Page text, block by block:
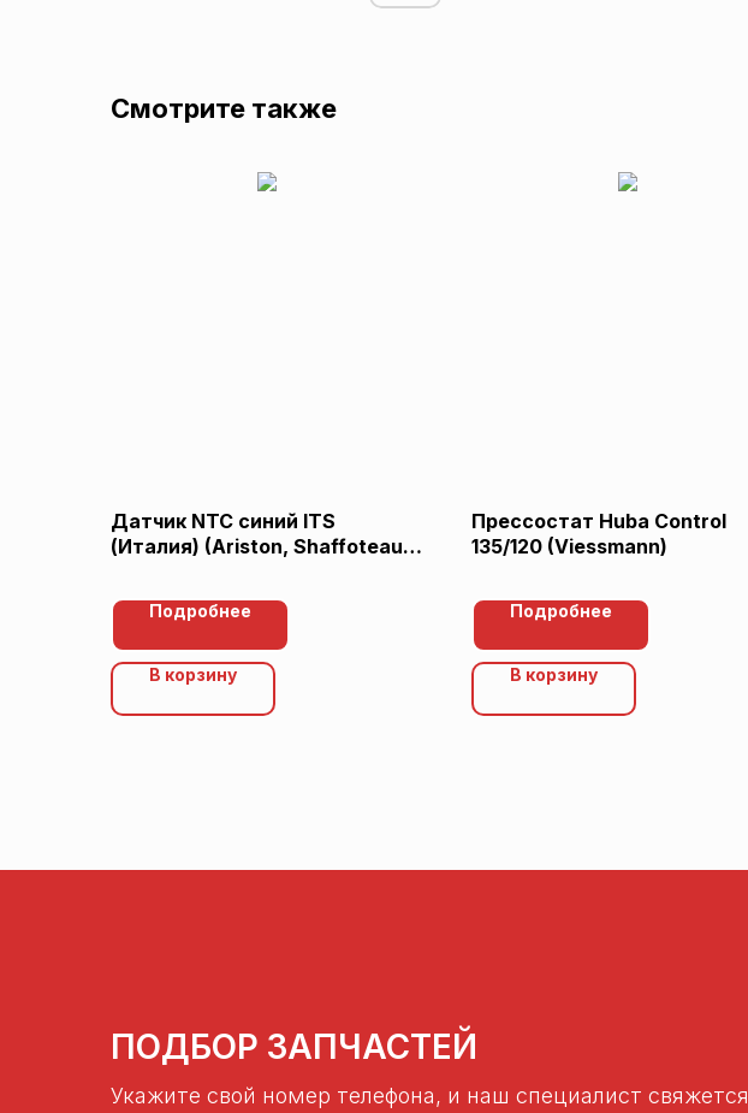
Смотрите также
Датчик NTC синий ITS
(Италия) (Ariston, Shaffoteaux,
Подробнее
В корзину
Прессостат Huba Control
135/120 (Viessmann)
Подробнее
В корзину
ПОДБОР ЗАПЧАСТЕЙ
Укажите свой номер телефона, и наш специалист